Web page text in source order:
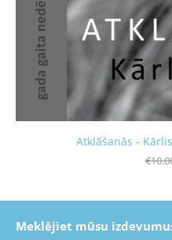
Meklējiet mūsu
Atklāšanās -